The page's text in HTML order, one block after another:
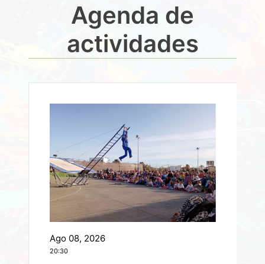
Agenda de
actividades
Ago 08, 2026
20:30